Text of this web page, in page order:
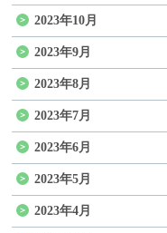
2023年10月
2023年9月
2023年8月
2023年7月
2023年6月
2023年5月
2023年4月